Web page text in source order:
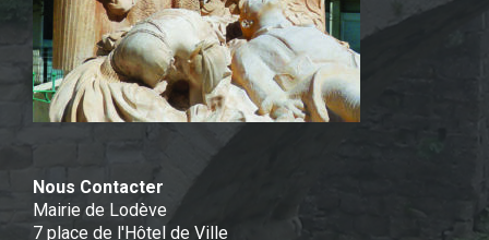
Nous Contacter
Mairie de Lodève
7 place de l'Hôtel de Ville